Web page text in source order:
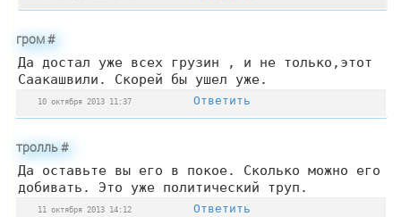
гром#
Да достал уже всех грузин , и не только,этот
Саакашвили. Скорей бы ушел уже.
10 октября 2013 11:37 Ответить
тролль#
Да оставьте вы его в покое. Сколько можно его
добивать. Это уже политический труп.
11 октября 2013 14:12 Ответить